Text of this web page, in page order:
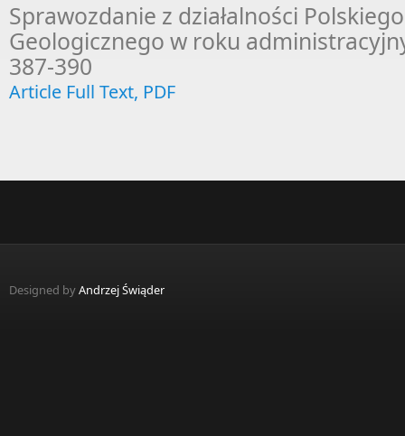
Sprawozdanie z działalności
Geologicznego w roku
387-390
Article Full Text, PDF
Designed byAndrzej Świąder